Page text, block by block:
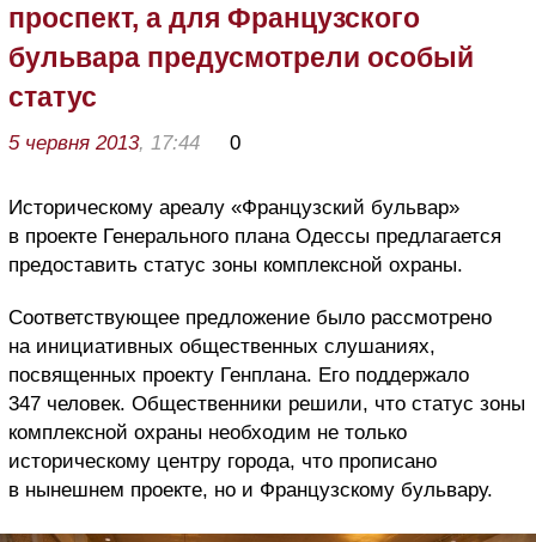
проспект, а для Французского
бульвара предусмотрели особый
статус
5 червня 2013, 17:44 0
Историческому ареалу «Французский бульвар»
в проекте Генерального плана Одессы предлагается
предоставить статус зоны комплексной охраны.
Соответствующее предложение было рассмотрено
на инициативных общественных слушаниях,
посвященных проекту Генплана. Его поддержало
347 человек. Общественники решили, что статус зоны
комплексной охраны необходим не только
историческому центру города, что прописано
в нынешнем проекте, но и Французскому бульвару.